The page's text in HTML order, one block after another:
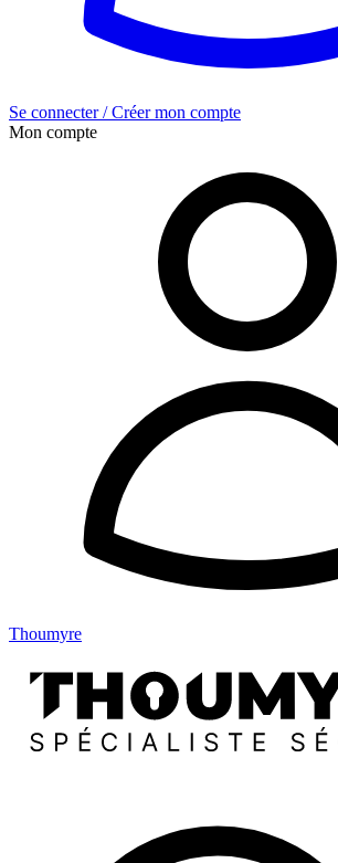
Se connecter / Créer mon compte
Mon compte
Thoumyre